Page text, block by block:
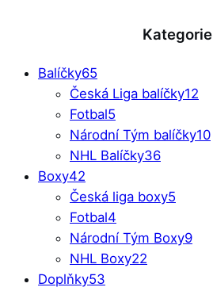
Kategorie
Balíčky65
Česká Liga balíčky12
Fotbal5
Národní Tým balíčky10
NHL Balíčky36
Boxy42
Česká liga boxy5
Fotbal4
Národní Tým Boxy9
NHL Boxy22
Doplňky53